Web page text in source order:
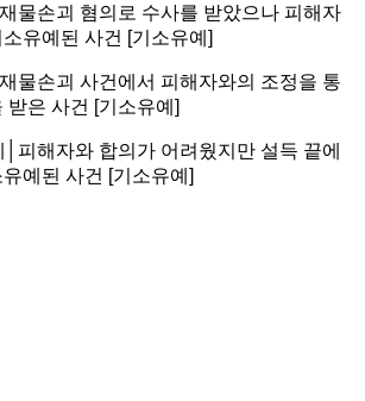
물손괴 혐의로 수사를 받았으나 피해자
유예된 사건 [기소유예]
물손괴 사건에서 피해자와의 조정을 통
은 사건 [기소유예]
피해자와 합의가 어려웠지만 설득 끝에
예된 사건 [기소유예]